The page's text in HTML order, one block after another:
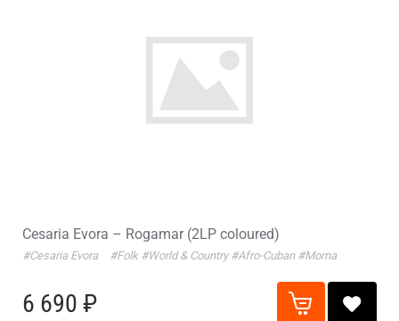
Cesaria Evora – Rogamar (2LP coloured)
#Cesaria Evora #Folk #World & Country #Afro-Cuban #Morna
6 690 ₽